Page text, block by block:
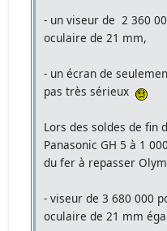
- un viseur de 2 360
oculaire de 21 mm,
- un écran de
pas très sérieux
Lors des soldes de fin
Panasonic GH 5 à 1
du fer à repasser
- viseur de 3 680 000
oculaire de 21 mm